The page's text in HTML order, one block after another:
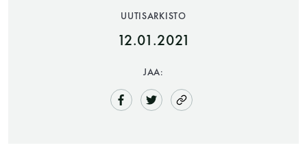
Saunatalo on avoinna
myös helatorstaina
-Naisten päivät ovat maanantai ja
UUTISARKISTO
12.01.2021
JAA: